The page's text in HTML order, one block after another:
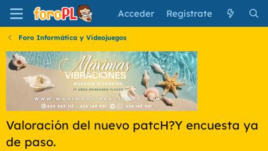
Acceder Regístrate
Foro Informática y Videojuegos
Valoración del nuevo patcH?Y encuesta ya
de paso.